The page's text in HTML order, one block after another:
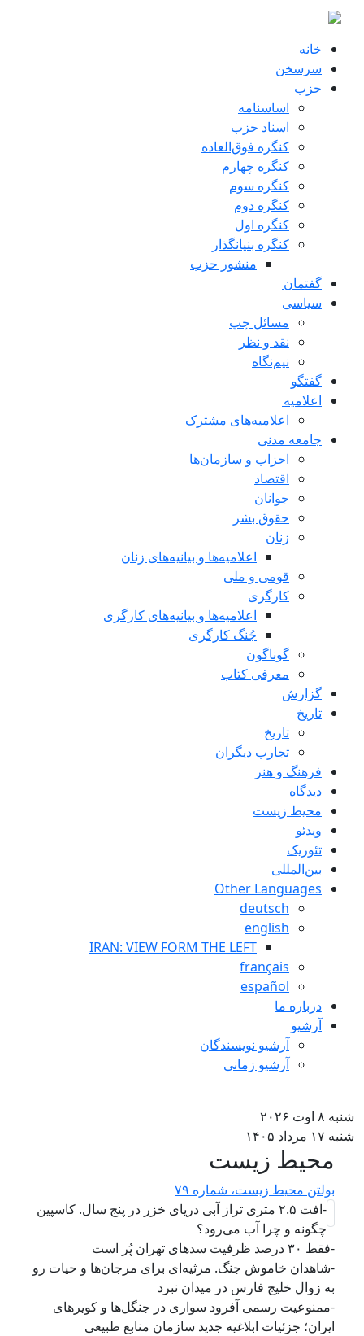
به محتوای اصلی
خانه
سرسخن
حزب
اساسنامه
اسناد حزب
کنگره فوق‌العاده
کنگره چهارم
کنگره سوم
کنگره دوم
کنگره اول
کنگره بنیانگذار
منشور حزب
گفتمان
سياسی
مسائل چپ
نقد و نظر
نیم‌نگاه
گفتگو
اعلاميه
اعلامیه‌های مشترک
جامعه مدنی
احزاب و سازمان‌ها
اقتصاد
جوانان
حقوق بشر
زنان
اعلامیه‌ها و بیانیه‌های زنان
قومی و ملی
کارگری
اعلامیه‌ها و بیانیه‌های کارگری
جُنگ کارگری
گوناگون
معرفی کتاب
گزارش
تاریخ
تاريخ
تجارب ديگران
فرهنگ و هنر
دیدگاه
محیط زیست
ویدئو
تئوریک
بین‌المللی
Other Languages
deutsch
english
IRAN: VIEW FORM THE LEFT
français
español
درباره ما
آرشیو
آرشیو نویسندگان
آرشیو زمانی
۸ اوت ۲۰۲۶
۱۷ مرداد ۱۴۰۵
محیط زیست
بولتن محیط زیست، شماره ۷۹
-افت ۲.۵ متری تراز آبی دریای خزر در پنج سال. کاسپین
چگونه و چرا آب می‌رود؟
-فقط ۳۰ درصد ظرفیت سدهای تهران پُر است
-شاهدان خاموش جنگ. مرثیه‌ای برای مرجان‌ها و حیات رو
به زوال خلیج فارس در میدان نبرد
-ممنوعیت رسمی آفرود سواری در جنگل‌ها و کویرهای
ایران؛ جزئیات ابلاغیه جدید سازمان منابع طبیعی